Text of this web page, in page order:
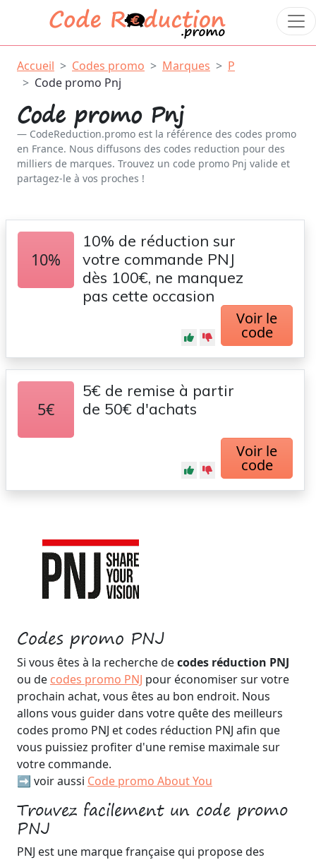
Accueil Codes promo Marques
P
Code promo Pnj
Code promo Pnj
CodeReduction.promo est la référence des codes promo
en France. Nous diffusons des codes reduction pour des
milliers de marques. Trouvez un code promo Pnj valide et
partagez-le à vos proches !
Codes promo PNJ
Si vous êtes à la recherche decodes réduction PNJ
ou de codes promo PNJ pour économiser sur votre
prochain achat, vous êtes au bon endroit. Nous
allons vous guider dans votre quête des meilleurs
codes promo PNJ et codes réduction PNJ afin que
vous puissiez profiter d'une remise maximale sur
votre commande.
➡️ voir aussi Code promo About You
Trouvez facilement un code promo
PNJ
PNJ est une marque française qui propose des
10%
10% de réduction sur
votre commande PNJ
dès 100€, ne manquez
pas cette occasion
Voir le
code
5€
5€ de remise à partir
de 50€ d'achats
Voir le
code